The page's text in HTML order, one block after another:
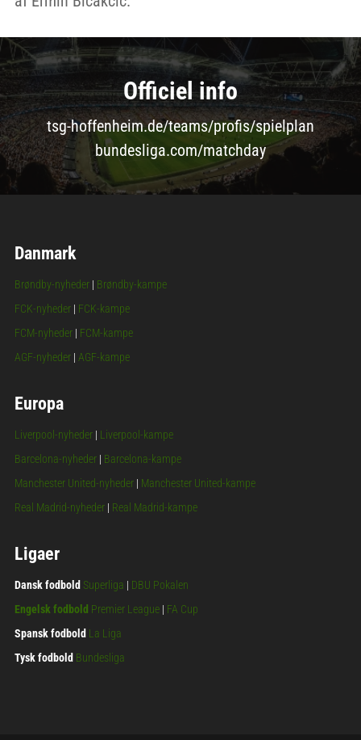
Officiel info
tsg-hoffenheim.de/teams/profis/spielplan
bundesliga.com/matchday
Danmark
Brøndby-nyheder| Brøndby-kampe
FCK-nyheder| FCK-kampe
FCM-nyheder| FCM-kampe
AGF-nyheder| AGF-kampe
Europa
Liverpool-nyheder| Liverpool-kampe
Barcelona-nyheder| Barcelona-kampe
Manchester United-nyheder| Manchester United-kampe
Real Madrid-nyheder| Real Madrid-kampe
Ligaer
Dansk fodbold Superliga | DBU Pokalen
Engelsk fodbold Premier League| FA Cup
Spansk fodbold La Liga
Tysk fodbold Bundesliga